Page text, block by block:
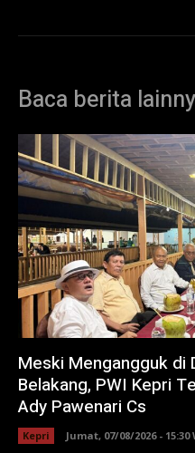
Baca berita
Meski Mengangguk di
Belakang, PWI Kepri
Ady Pawenari Cs
Kepri Jumat, 07/08/2026 - 15:30